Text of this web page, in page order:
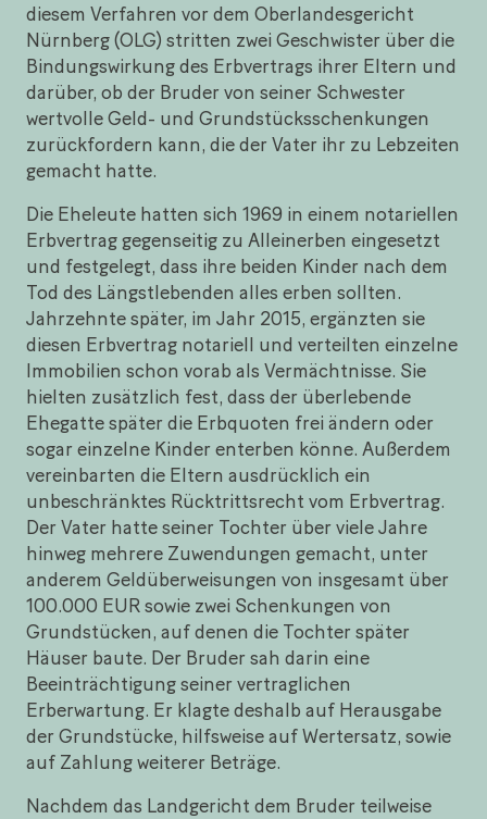
diesem Verfahren vor dem Oberlandesgericht
Nürnberg (OLG) stritten zwei Geschwister über die
Bindungswirkung des Erbvertrags ihrer Eltern und
darüber, ob der Bruder von seiner Schwester
wertvolle Geld- und Grundstücksschenkungen
zurückfordern kann, die der Vater ihr zu Lebzeiten
gemacht hatte.
Die Eheleute hatten sich 1969 in einem notariellen
Erbvertrag gegenseitig zu Alleinerben eingesetzt
und festgelegt, dass ihre beiden Kinder nach dem
Tod des Längstlebenden alles erben sollten.
Jahrzehnte später, im Jahr 2015, ergänzten sie
diesen Erbvertrag notariell und verteilten einzelne
Immobilien schon vorab als Vermächtnisse. Sie
hielten zusätzlich fest, dass der überlebende
Ehegatte später die Erbquoten frei ändern oder
sogar einzelne Kinder enterben könne. Außerdem
vereinbarten die Eltern ausdrücklich ein
unbeschränktes Rücktrittsrecht vom Erbvertrag.
Der Vater hatte seiner Tochter über viele Jahre
hinweg mehrere Zuwendungen gemacht, unter
anderem Geldüberweisungen von insgesamt über
100.000 EUR sowie zwei Schenkungen von
Grundstücken, auf denen die Tochter später
Häuser baute. Der Bruder sah darin eine
Beeinträchtigung seiner vertraglichen
Erberwartung. Er klagte deshalb auf Herausgabe
der Grundstücke, hilfsweise auf Wertersatz, sowie
auf Zahlung weiterer Beträge.
Nachdem das Landgericht dem Bruder teilweise